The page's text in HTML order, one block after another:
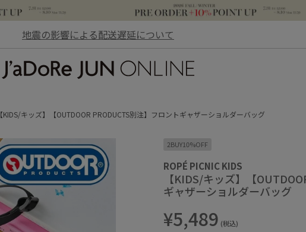
地震の影響による配送遅延について
【KIDS/キッズ】【OUTDOOR PRODUCTS別注】フロントギャザーショルダーバッグ
2BUY10%OFF
ROPÉ PICNIC KIDS
【KIDS/キッズ】【
ギャザーショルダーバッグ
¥5,489 (税込)